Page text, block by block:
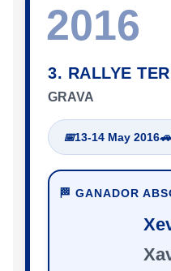
2016
3. RALLYE
GRAVA
📅13-14 May 2016🚗
🏁 GANADOR